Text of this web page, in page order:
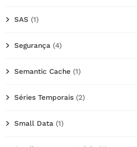
SAS (1)
Segurança (4)
Semantic Cache (1)
Séries Temporais (2)
Small Data (1)